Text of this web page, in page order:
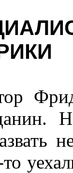
то